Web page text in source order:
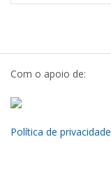
Com o apoio de:
Política de privacidade